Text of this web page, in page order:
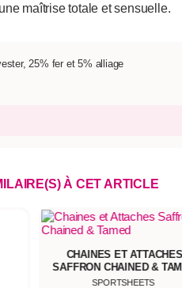
maîtrise totale et sensuelle.
25% fer et 5% alliage
À CET ARTICLE
CHAINES ET ATTACHES
SAFFRON CHAINED &
SPORTSHEETS